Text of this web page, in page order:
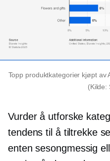
Topp produktkategorier kjøpt av
(Kilde:
Vurder å utforske
tendens til å tiltrekke
enten sesongmessig